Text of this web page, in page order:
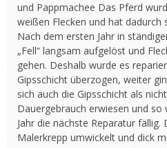
und Pappmachee Das Pferd
weißen Flecken und hat dadurch
Nach dem ersten Jahr in
„Fell“ langsam aufgelöst und
gehen. Deshalb wurde es
Gipsschicht überzogen, weiter
sich auch die Gipsschicht als
Dauergebrauch erwiesen und
Jahr die nächste Reparatur
Malerkrepp umwickelt und dick